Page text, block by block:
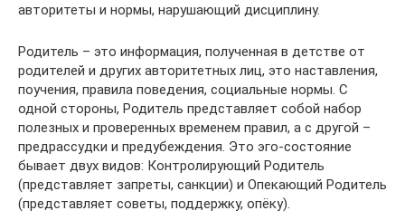
авторитеты и нормы, нарушающий дисциплину.
Родитель – это информация, полученная в детстве от
родителей и других авторитетных лиц, это наставления,
поучения, правила поведения, социальные нормы. С
одной стороны, Родитель представляет собой набор
полезных и проверенных временем правил, а с другой –
предрассудки и предубеждения. Это эго-состояние
бывает двух видов: Контролирующий Родитель
(представляет запреты, санкции) и Опекающий Родитель
(представляет советы, поддержку, опёку).